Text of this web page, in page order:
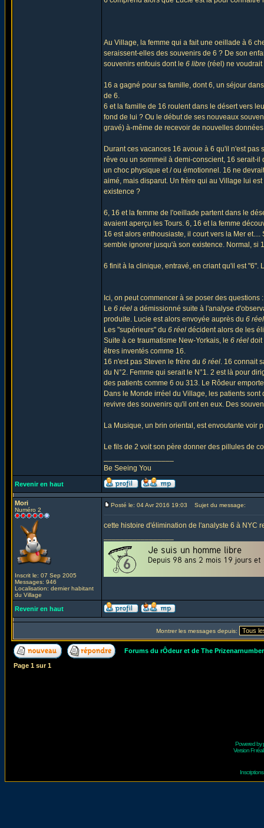
Au Village, la femme qui a fait une oeillade à 6
seraissent-elles des souvenirs de 6 ? De son
souvenirs enfouis dont le 6 libre (réel) ne
16 a gagné pour sa famille, dont 6, un séjour
de 6.
6 et la famille de 16 roulent dans le désert vers
fond de lui ? Ou le début de ses nouveaux
gravé) à-même de recevoir de nouvelles
Durant ces vacances 16 avoue à 6 qu'il n'est
rêve ou un sommeil à demi-conscient, 16 serait-
un choc physique et / ou émotionnel. 16 ne
aimé, mais disparut. Un frère qui au Village lui
existence ?
6, 16 et la femme de l'oeillade partent dans le
avaient aperçu les Tours. 6, 16 et la femme
16 est alors enthousiaste, il court vers la Mer
semble ignorer jusqu'à son existence. Normal, si
6 finit à la clinique, entravé, en criant qu'il est
Ici, on peut commencer à se poser des questions :
Le 6 réel a démissionné suite à l'analyse
produite. Lucie est alors envoyée auprès du 6
Les "supérieurs" du 6 réel décident alors de les
Suite à ce traumatisme New-Yorkais, le 6 réel doit
êtres inventés comme 16.
16 n'est pas Steven le frère du 6 réel. 16 connait
du N°2. Femme qui serait le N°1. 2 est là pour
des patients comme 6 ou 313. Le Rôdeur
Dans le Monde irréel du Village, les patients
revivre des souvenirs qu'il ont en eux. Des
La Musique, un brin oriental, est envoutante voir
Le fils de 2 voit son père donner des pillules de
Be Seeing You
Revenir en haut
Mori
Numéro 2
Inscrit le: 07 Sep 2005
Messages: 946
Localisation: dernier habitant
du Village
Posté le: 04 Avr 2016 19:03 Sujet du message:
cette histoire d'élimination de l'analyste 6 à NYC
Revenir en haut
Montrer les messages depuis:
Forums du rÔdeur et de The
Page 1 sur1
Powered by
Version Fr